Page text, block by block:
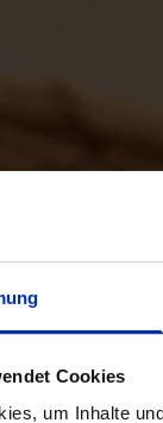
Cookies
um Inhalte